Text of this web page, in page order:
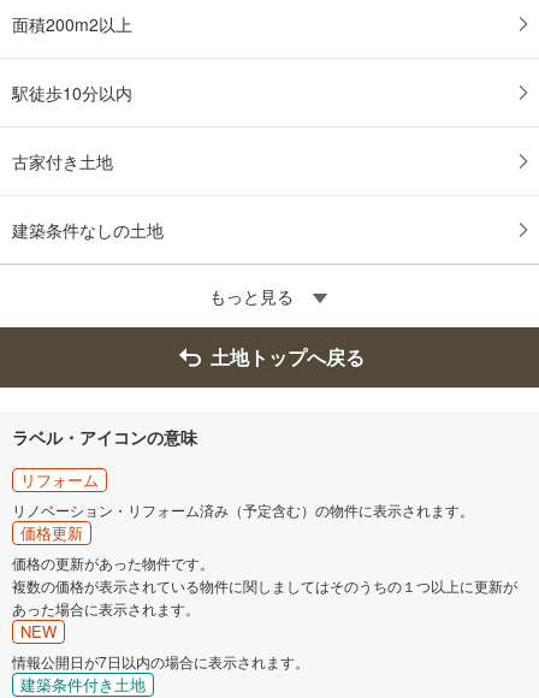
面積200m2以上
駅徒歩10分以内
古家付き土地
建築条件なしの土地
もっと見る
土地トップへ戻る
ラベル・アイコンの意味
リフォーム
リノベーション・リフォーム済み（予定含む）の物件に表示されます。
価格更新
価格の更新があった物件です。
複数の価格が表示されている物件に関しましてはそのうちの１つ以上に更新が
あった場合に表示されます。
NEW
情報公開日が7日以内の場合に表示されます。
建築条件付き土地